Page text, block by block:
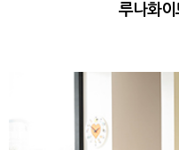
루나화이